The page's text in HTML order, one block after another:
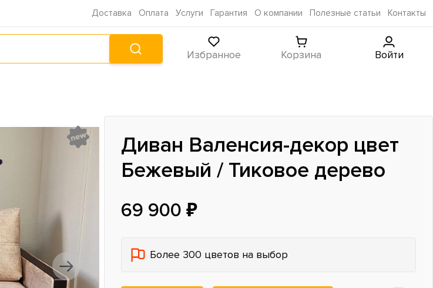
Доставка Оплата Услуги Гарантия О компании Полезные статьи Контакты
Избранное Корзина Войти
Диван Валенсия-декор цвет
Бежевый / Тиковое дерево
69 900 ₽
Более 300 цветов на выбор